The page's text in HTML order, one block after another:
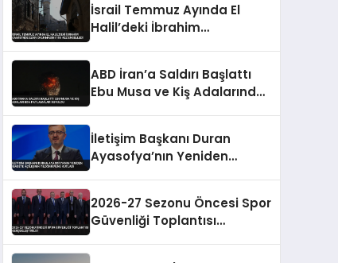
İsrail Temmuz Ayında El
Halil’deki İbrahim
Engelledi
ABD İran’a Saldırı Başlattı
Ebu Musa ve Kiş Adalarında
İletişim Başkanı Duran
Ayasofya’nın Yeniden
2026-27 Sezonu Öncesi Spor
Güvenliği Toplantısı